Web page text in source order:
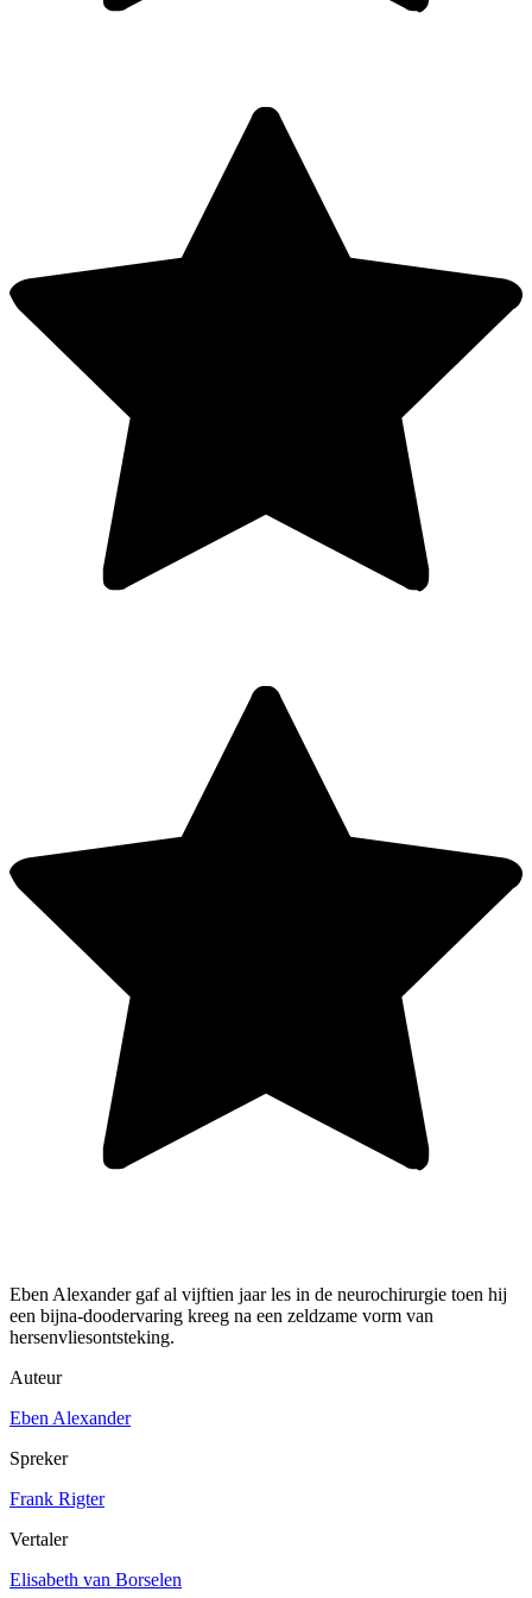
Eben Alexander gaf al vijftien jaar les in de neurochirurgie toen hij
een bijna-doodervaring kreeg na een zeldzame vorm van
hersenvliesontsteking.
Auteur
Eben Alexander
Spreker
Frank Rigter
Vertaler
Elisabeth van Borselen